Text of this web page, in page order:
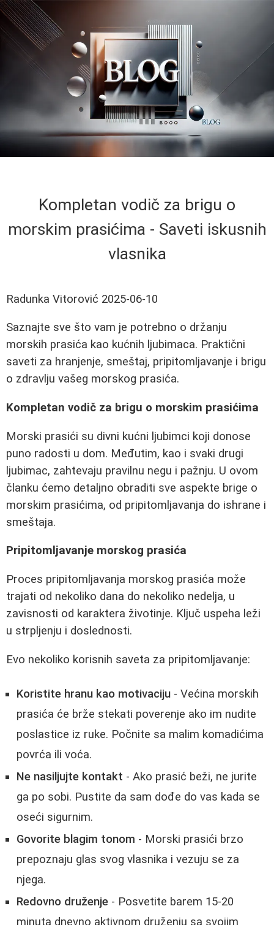
Kompletan vodič za brigu o
morskim prasićima - Saveti iskusnih
vlasnika
Radunka Vitorović 2025-06-10
Saznajte sve što vam je potrebno o držanju
morskih prasića kao kućnih ljubimaca. Praktični
saveti za hranjenje, smeštaj, pripitomljavanje i brigu
o zdravlju vašeg morskog prasića.
Kompletan vodič za brigu o morskim prasićima
Morski prasići su divni kućni ljubimci koji donose
puno radosti u dom. Međutim, kao i svaki drugi
ljubimac, zahtevaju pravilnu negu i pažnju. U ovom
članku ćemo detaljno obraditi sve aspekte brige o
morskim prasićima, od pripitomljavanja do ishrane i
smeštaja.
Pripitomljavanje morskog prasića
Proces pripitomljavanja morskog prasića može
trajati od nekoliko dana do nekoliko nedelja, u
zavisnosti od karaktera životinje. Ključ uspeha leži
u strpljenju i doslednosti.
Evo nekoliko korisnih saveta za pripitomljavanje:
Koristite hranu kao motivaciju - Većina morskih
prasića će brže stekati poverenje ako im nudite
poslastice iz ruke. Počnite sa malim komadićima
povrća ili voća.
Ne nasiljujte kontakt - Ako prasić beži, ne jurite
ga po sobi. Pustite da sam dođe do vas kada se
oseći sigurnim.
Govorite blagim tonom - Morski prasići brzo
prepoznaju glas svog vlasnika i vezuju se za
njega.
Redovno druženje - Posvetite barem 15-20
minuta dnevno aktivnom druženju sa svojim